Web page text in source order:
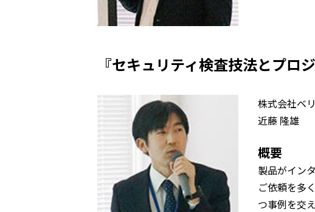
『セキュリティ検査技法とプロ
株式会社ベ
近藤 隆雄
概要
製品がイン
ご依頼を多
つ事例を交